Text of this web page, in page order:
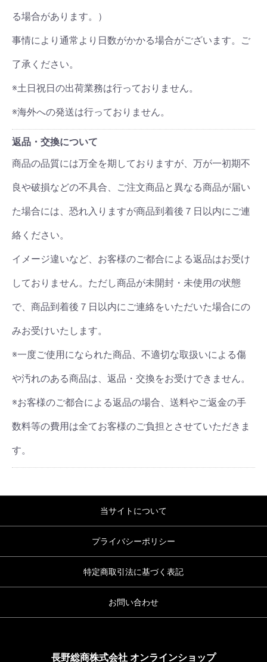
る場合があります。）
事情により通常より日数がかかる場合がございます。ご
了承ください。
※土日祝日の出荷業務は行っておりません。
※海外への発送は行っておりません。
返品・交換について
商品の品質には万全を期しておりますが、万が一初期不
良や破損などの不具合、ご注文商品と異なる商品が届い
た場合には、恐れ入りますが商品到着後７日以内にご連
絡ください。
イメージ違いなど、お客様のご都合による返品はお受け
しておりません。ただし商品が未開封・未使用の状態
で、商品到着後７日以内にご連絡をいただいた場合にの
みお受けいたします。
※一度ご使用になられた商品、不適切な取扱いによる傷
や汚れのある商品は、返品・交換をお受けできません。
※お客様のご都合による返品の場合、送料やご返金の手
数料等の費用は全てお客様のご負担とさせていただきま
す。
当サイトについて
プライバシーポリシー
特定商取引法に基づく表記
お問い合わせ
長野総商株式会社 オンラインショップ